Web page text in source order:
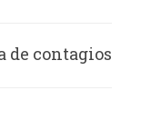
de contagios